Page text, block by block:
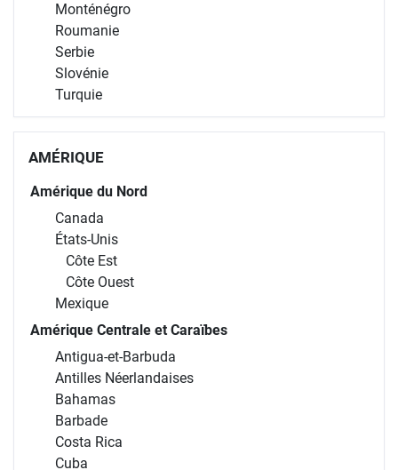
Monténégro
Roumanie
Serbie
Slovénie
Turquie
AMÉRIQUE
Amérique du Nord
Canada
États-Unis
Côte Est
Côte Ouest
Mexique
Amérique Centrale et Caraïbes
Antigua-et-Barbuda
Antilles Néerlandaises
Bahamas
Barbade
Costa Rica
Cuba